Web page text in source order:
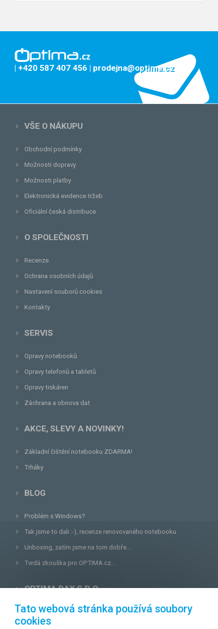
| +420 587 407 456 | prodejna@optima.cz
VŠE O NÁKUPU
Obchodní podmínky
Možnosti dopravy
Možnosti platby
Elektronická evidence tržeb
Oficiální česká distribuce
O SPOLEČNOSTI
Recenze
Ochrana osobních údajů
Nastavení souborů cookies
Kontakty
SERVIS
Opravy notebooků
Opravy telefonů a tabletů
Opravy tiskáren
Záchrana a obnova dat
AKCE, SLEVY A NOVINKY!
Základní čištění notebooku ZDARMA!
Trháky
BLOG
Problém s Windows?
Tak jsme to dali :-), recenze renovovaného notebooku.
Unboxing, zatím jsme na tom dobře...
Tvrdá zkouška pro OPTIMA.cz...
OPTIMA DAX S.R.O.
Lazecká 46/3, 779 00Olomouc
Tato webová stránka používá soubory
cookies